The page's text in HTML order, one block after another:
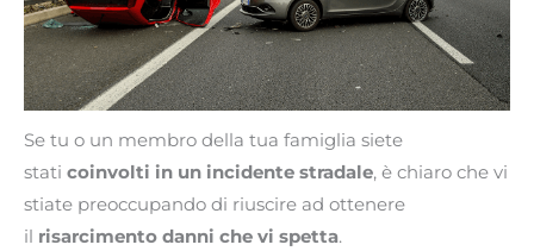
Se tu o un membro della tua famiglia siete
stati coinvolti in un incidente stradale, è chiaro che vi
stiate preoccupando di riuscire ad ottenere
il risarcimento danni che vi spetta.